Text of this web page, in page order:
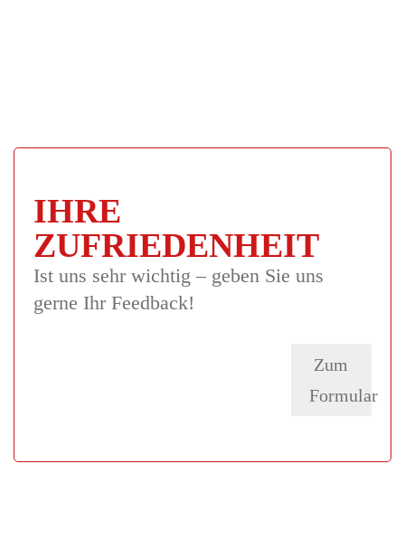
IHRE
ZUFRIEDENHEIT
Ist uns sehr wichtig – geben Sie uns
gerne Ihr Feedback!
Zum
Formular